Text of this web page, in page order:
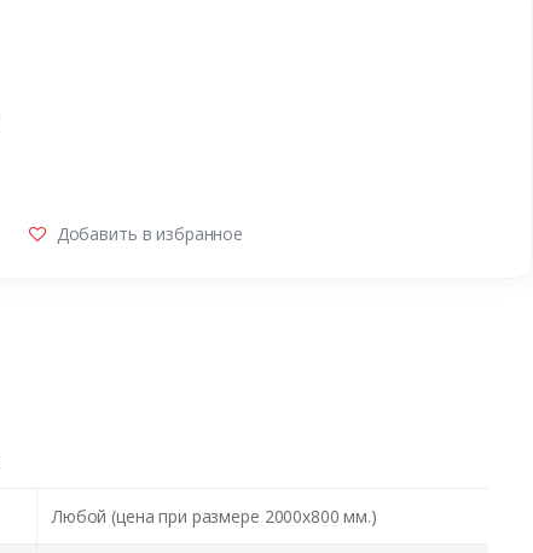
Добавить в избранное
Любой (цена при размере 2000x800 мм.)